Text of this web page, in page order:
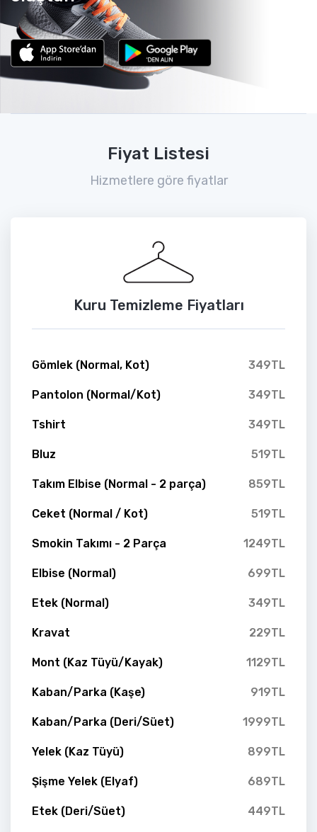
Fiyat Listesi
Hizmetlere göre fiyatlar
Kuru Temizleme Fiyatları
Gömlek (Normal, Kot) 349TL
Pantolon (Normal/Kot) 349TL
Tshirt 349TL
Bluz 519TL
Takım Elbise (Normal - 2 parça) 859TL
Ceket (Normal / Kot) 519TL
Smokin Takımı - 2 Parça 1249TL
Elbise (Normal) 699TL
Etek (Normal) 349TL
Kravat 229TL
Mont (Kaz Tüyü/Kayak) 1129TL
Kaban/Parka (Kaşe) 919TL
Kaban/Parka (Deri/Süet) 1999TL
Yelek (Kaz Tüyü) 899TL
Şişme Yelek (Elyaf) 689TL
Etek (Deri/Süet) 449TL